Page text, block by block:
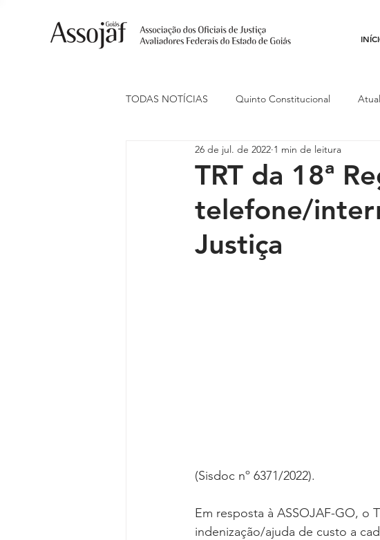
TODAS NOTÍCIAS Quinto Constitucional
Ações Judiciais Carreira Conojaf
Indenização de Transporte
TRT da 18ª
telefone/
Justiça
26 de jul. de 2022 1 min de leitura
(Sisdoc nº 6371/2022).
Em resposta à ASSOJAF-GO, o
indenização/ajuda de custo a